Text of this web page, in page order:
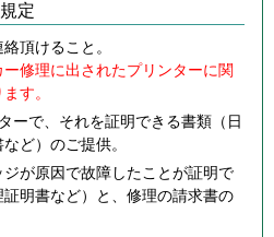
定
頂けること。
修理に出されたプリンターに関
す。
ーで、それを証明できる書類（日
ど）のご提供。
が原因で故障したことが証明で
明書など）と、修理の請求書の